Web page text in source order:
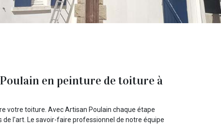
en peinture de toiture à
votre toiture. Avec Artisan Poulain chaque étape
l'art. Le savoir-faire professionnel de notre équipe